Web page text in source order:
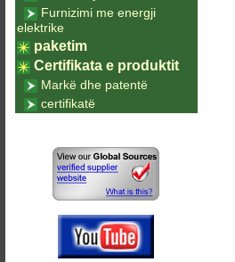
Furnizimi me energji
elektrike
paketim
Certifikata e produktit
Markë dhe patentë
certifikatë